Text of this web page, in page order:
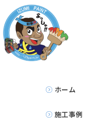
ホーム
施工事例